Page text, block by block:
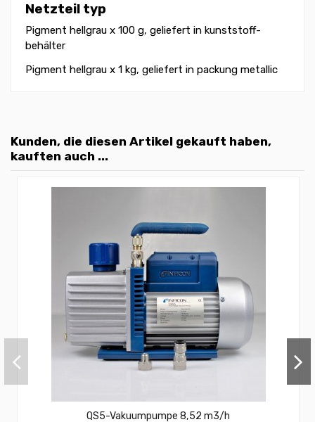
Netzteil typ
Pigment hellgrau x 100 g, geliefert in kunststoff-
behälter
Pigment hellgrau x 1 kg, geliefert in packung metallic
Kunden, die diesen Artikel gekauft haben,
kauften auch ...
QS5-Vakuumpumpe 8,52 m3/h